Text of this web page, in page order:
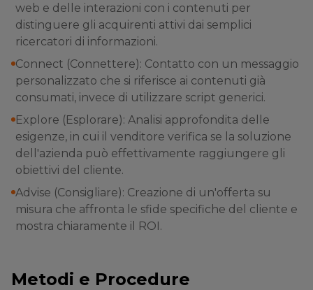
web e delle interazioni con i contenuti per
distinguere gli acquirenti attivi dai semplici
ricercatori di informazioni.
Connect (Connettere): Contatto con un messaggio
personalizzato che si riferisce ai contenuti già
consumati, invece di utilizzare script generici.
Explore (Esplorare): Analisi approfondita delle
esigenze, in cui il venditore verifica se la soluzione
dell'azienda può effettivamente raggiungere gli
obiettivi del cliente.
Advise (Consigliare): Creazione di un'offerta su
misura che affronta le sfide specifiche del cliente e
mostra chiaramente il ROI.
Metodi e Procedure